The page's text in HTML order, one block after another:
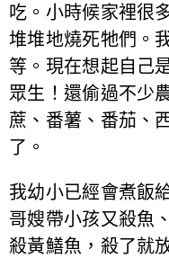
吃。小時候家裡很
堆堆地燒死牠們。
等。現在想起自己
眾生！還偷過不少
蔗、番薯、番茄、
了。
我幼小已經會煮飯
哥嫂帶小孩又殺魚
殺黃鱔魚，殺了就